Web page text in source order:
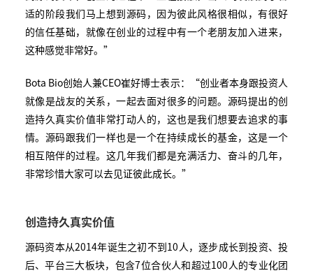
适的阶段我们马上想到源码，因为彼此风格很相似，有很好
的信任基础，就像在创业的过程中有一个老朋友加入进来，
这种感觉非常好。”
Bota Bio创始人兼CEO崔好博士表示：“创业者本身跟投资人
就像是战友的关系，一起去面对很多的问题。源码提出的创
造持久真实价值非常打动人的，这也是我们想要去追求的事
情。源码跟我们一样也是一个在持续成长的基金，这是一个
相互陪伴的过程。这几年我们都是充满活力、奋斗的几年，
非常珍惜大家可以去见证彼此成长。”
创造持久真实价值
源码资本从2014年诞生之初不到10人，逐步成长到投资、投
后、平台三大板块，包含7位合伙人和超过100人的专业化团